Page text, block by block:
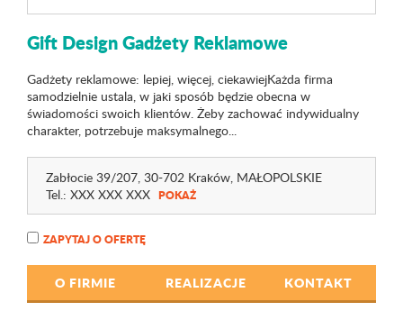
Gift Design Gadżety Reklamowe
Gadżety reklamowe: lepiej, więcej, ciekawiejKażda firma
samodzielnie ustala, w jaki sposób będzie obecna w
świadomości swoich klientów. Żeby zachować indywidualny
charakter, potrzebuje maksymalnego...
Zabłocie 39/207, 30-702 Kraków, MAŁOPOLSKIE
Tel.: XXX XXX XXX POKAŻ
ZAPYTAJ O OFERTĘ
O FIRMIE REALIZACJE KONTAKT